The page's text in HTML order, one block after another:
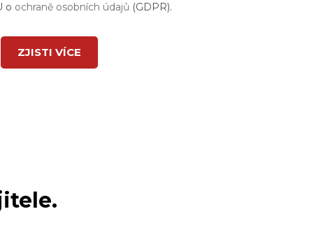
o ochraně osobních údajů (GDPR).
ZJISTI VÍCE